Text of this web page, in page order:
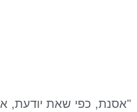
יודעת, אני ממש לא